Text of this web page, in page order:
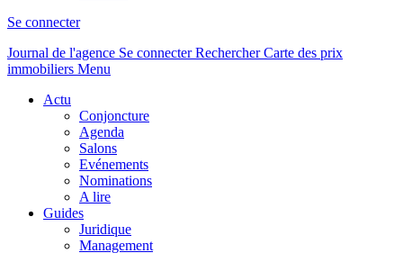
Se connecter
Journal de l'agence Se connecterRechercher Carte des prix
immobiliers Menu
Actu
Conjoncture
Agenda
Salons
Evénements
Nominations
A lire
Guides
Juridique
Management